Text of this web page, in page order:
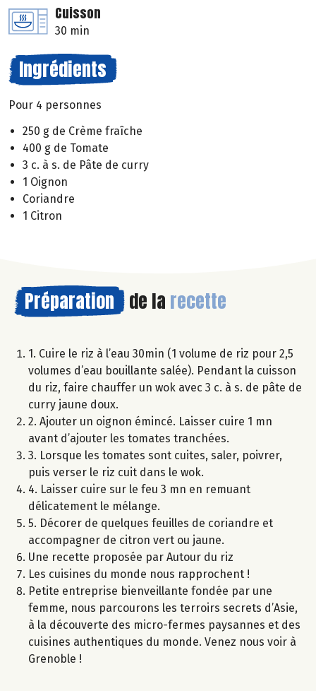
Cuisson
30 min
Ingrédients
Pour 4 personnes
250 g de Crème fraîche
400 g de Tomate
3 c. à s. de Pâte de curry
1 Oignon
Coriandre
1 Citron
Préparation de la recette
1. Cuire le riz à l’eau 30min (1 volume de riz pour 2,5
volumes d’eau bouillante salée). Pendant la cuisson
du riz, faire chauffer un wok avec 3 c. à s. de pâte de
curry jaune doux.
2. Ajouter un oignon émincé. Laisser cuire 1 mn
avant d’ajouter les tomates tranchées.
3. Lorsque les tomates sont cuites, saler, poivrer,
puis verser le riz cuit dans le wok.
4. Laisser cuire sur le feu 3 mn en remuant
délicatement le mélange.
5. Décorer de quelques feuilles de coriandre et
accompagner de citron vert ou jaune.
Une recette proposée par Autour du riz
Les cuisines du monde nous rapprochent !
Petite entreprise bienveillante fondée par une
femme, nous parcourons les terroirs secrets d’Asie,
à la découverte des micro-fermes paysannes et des
cuisines authentiques du monde. Venez nous voir à
Grenoble !